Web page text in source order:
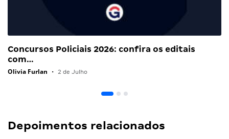
Concursos Policiais 2026: confira os editais
com…
Olivia Furlan • 2 de Julho
Depoimentos relacionados